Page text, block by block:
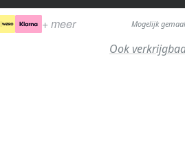
+ meer Mogelijk
Ook